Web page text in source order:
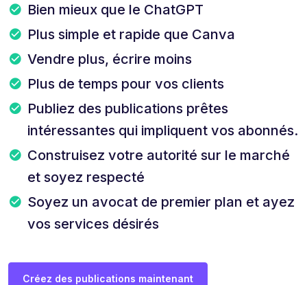
Bien mieux que le ChatGPT
Plus simple et rapide que Canva
Vendre plus, écrire moins
Plus de temps pour vos clients
Publiez des publications prêtes
intéressantes qui impliquent vos abonnés.
Construisez votre autorité sur le marché
et soyez respecté
Soyez un avocat de premier plan et ayez
vos services désirés
Créez des publications maintenant